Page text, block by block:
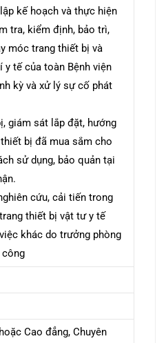
kế hoạch và thực hiện
tra, kiểm định, bảo trì,
móc trang thiết bị và
y tế của toàn Bệnh viện
kỳ và xử lý sự cố phát
giám sát lắp đặt, hướng
bị đã mua sắm cho
sử dụng, bảo quản tại
cứu, cải tiến trong
thiết bị vật tư y tế
khác do trưởng phòng
công
Cao đẳng, Chuyên